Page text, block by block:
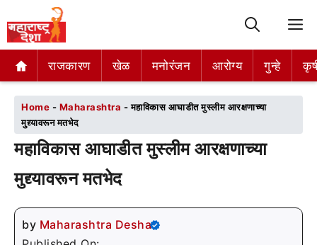
राजकारण खेळ मनोरंजन आरोग्य गुन्हे
राजकारण खेळ मनोरंजन आरोग्य गुन्हे
Home - Maharashtra -महाविकास आघाडीत मुस्लीम आरक्षणाच्या
मुद्द्यावरून मतभेद
महाविकास आघाडीत मुस्लीम आरक्षणाच्या
मुद्द्यावरून मतभेद
by Maharashtra Desha